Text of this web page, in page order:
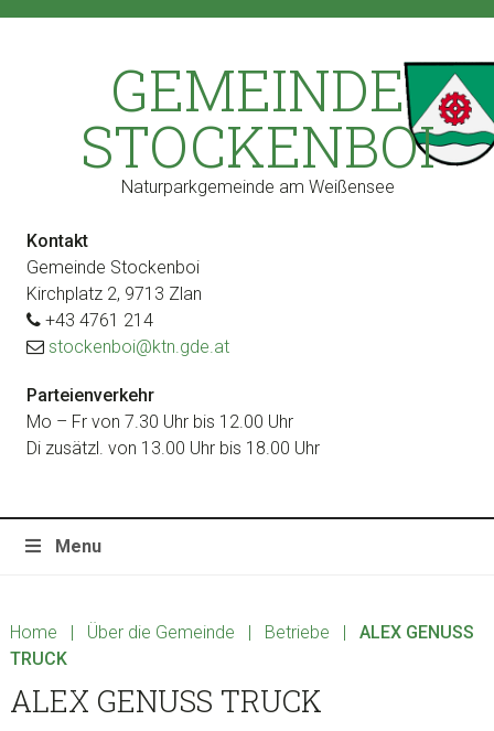
Zur
Zum
Zur
Zur
GEMEINDE
STOCKENBOI
Naturparkgemeinde am Weißensee
Kontakt
Gemeinde Stockenboi
Kirchplatz 2, 9713 Zlan
+43 4761 214
stockenboi@ktn.gde.at
Parteienverkehr
Mo – Fr von 7.30 Uhr bis 12.00 Uhr
Di zusätzl. von 13.00 Uhr bis 18.00 Uhr
Menu
Home | Über die Gemeinde | Betriebe |
ALEX GENUSS
TRUCK
ALEX GENUSS TRUCK